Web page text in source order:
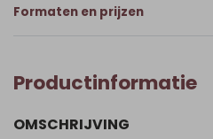
Formaten en prijzen
Productinformatie
OMSCHRIJVING